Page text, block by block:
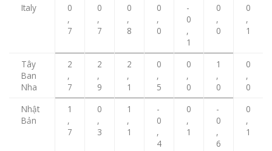
Italy
0
,
7
0
,
7
0
,
8
0
,
0
-
0
,
1
0
,
0
0
,
1
Tây
Ban
Nha
2
,
7
2
,
9
2
,
1
0
,
5
0
,
0
1
,
0
0
,
0
Nhật
Bản
1
,
7
0
,
3
1
,
1
-
0
,
4
0
,
1
-
0
,
6
0
,
1